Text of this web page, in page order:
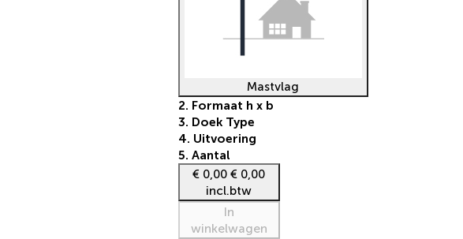
Mastvlag
2. Formaat h x b
3. Doek Type
4. Uitvoering
5. Aantal
€ 0,00€ 0,00
incl.btw
In
winkelwagen